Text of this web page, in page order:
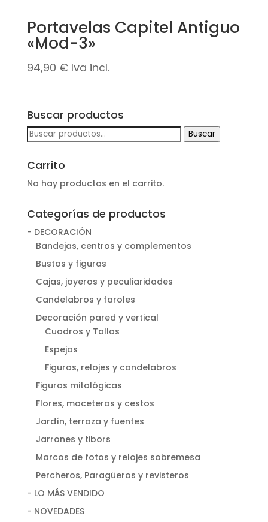
Portavelas Capitel Antiguo
«Mod-3»
94,90 € Iva incl.
Buscar productos
Buscar
por:
Buscar
Carrito
No hay productos en el carrito.
Categorías de productos
- DECORACIÓN
Bandejas, centros y complementos
Bustos y figuras
Cajas, joyeros y peculiaridades
Candelabros y faroles
Decoración pared y vertical
Cuadros y Tallas
Espejos
Figuras, relojes y candelabros
Figuras mitológicas
Flores, maceteros y cestos
Jardín, terraza y fuentes
Jarrones y tibors
Marcos de fotos y relojes sobremesa
Percheros, Paragüeros y revisteros
- LO MÁS VENDIDO
- NOVEDADES